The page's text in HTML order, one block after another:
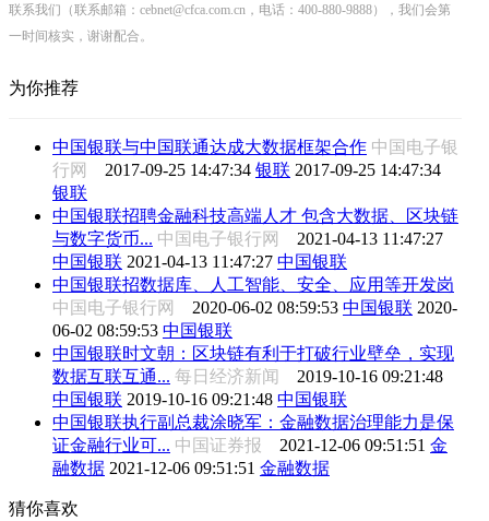
联系我们（联系邮箱：cebnet@cfca.com.cn，电话：400-880-9888），我们会第
一时间核实，谢谢配合。
为你推荐
中国银联与中国联通达成大数据框架合作 中国电子银
行网 2017-09-25 14:47:34 银联 2017-09-25 14:47:34
银联
中国银联招聘金融科技高端人才 包含大数据、区块链
与数字货币... 中国电子银行网 2021-04-13 11:47:27
中国银联 2021-04-13 11:47:27 中国银联
中国银联招数据库、人工智能、安全、应用等开发岗
中国电子银行网 2020-06-02 08:59:53 中国银联 2020-
06-02 08:59:53 中国银联
中国银联时文朝：区块链有利于打破行业壁垒，实现
数据互联互通... 每日经济新闻 2019-10-16 09:21:48
中国银联 2019-10-16 09:21:48 中国银联
中国银联执行副总裁涂晓军：金融数据治理能力是保
证金融行业可... 中国证券报 2021-12-06 09:51:51 金
融数据 2021-12-06 09:51:51 金融数据
猜你喜欢